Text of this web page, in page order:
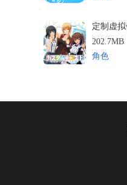
202.7MB
角色